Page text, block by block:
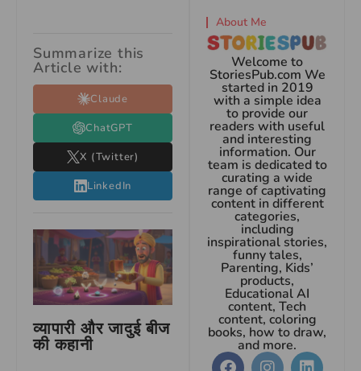
Summarize this
Article with:
Claude
ChatGPT
X (Twitter)
LinkedIn
व्यापारी और जादुई बीज
की कहानी
About Me
Welcome to
StoriesPub.com We
started in 2019
with a simple idea
to provide our
readers with useful
and interesting
information. Our
team is dedicated to
curating a wide
range of captivating
content in different
categories,
including
inspirational stories,
funny tales,
Parenting, Kids’
products,
Educational AI
content, Tech
content, coloring
books, how to draw,
and more.